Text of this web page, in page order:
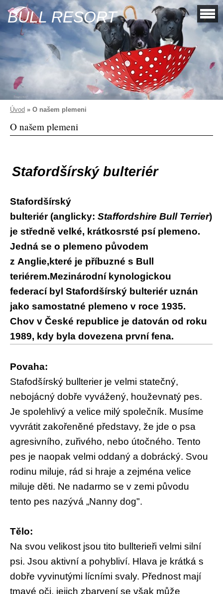
BULL RESORT
Úvod » O našem plemeni
O našem plemeni
Stafordšírský bulteriér
Stafordšírský
bulteriér (anglicky: Staffordshire Bull Terrier)
je středně velké, krátkosrsté psí plemeno.
Jedná se o plemeno původem
z Anglie,které je příbuzné s Bull
teriérem.Mezinárodní kynologickou
federacíbyl Stafordšírský bulteriér uznán
jako samostatné plemeno v roce 1935.
Chov v České republice je datován od roku
1989, kdy byla dovezena první fena.
Povaha:
Stafodšírský bullterier je velmi statečný,
nebojácný dobře vyvážený, houževnatý pes.
Je spolehlivý a velice milý společník. Musíme
vyvrátit zakořeněné představy, že jde o psa
agresivního, zuřivého, nebo útočného. Tento
pes je naopak velmi oddaný a dobrácký. Svou
rodinu miluje, rád si hraje a zejména velice
miluje děti. Ne nadarmo se v zemi původu
tento pes nazývá „Nanny dog".
Tělo:
Na svou velikost jsou tito bullterieři velmi silní
psi. Jsou aktivní a pohybliví. Hlava je krátká s
dobře vyvinutými lícními svaly. Přednost mají
tmavé oči, jejich zbarvení se však může